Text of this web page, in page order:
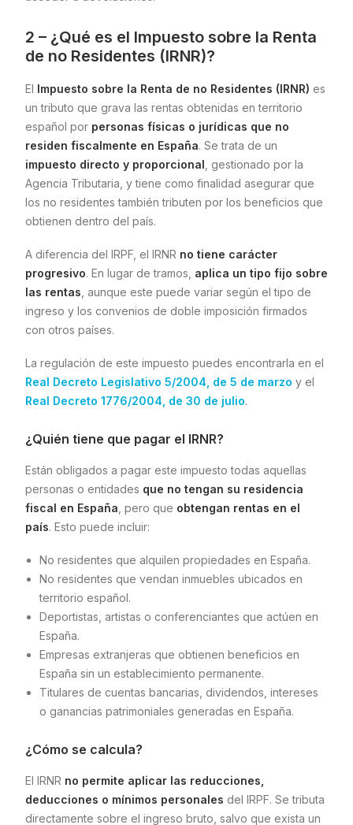
2 – ¿Qué es el Impuesto sobre la Renta
de no Residentes (IRNR)?
El Impuesto sobre la Renta de no Residentes (IRNR) es
un tributo que grava las rentas obtenidas en territorio
español por personas físicas o jurídicas que no
residen fiscalmente en España. Se trata de un
impuesto directo y proporcional , gestionado por la
Agencia Tributaria, y tiene como finalidad asegurar que
los no residentes también tributen por los beneficios que
obtienen dentro del país.
A diferencia del IRPF, el IRNR no tiene carácter
progresivo. En lugar de tramos, aplica un tipo fijo sobre
las rentas , aunque este puede variar según el tipo de
ingreso y los convenios de doble imposición firmados
con otros países.
La regulación de este impuesto puedes encontrarla en el
Real Decreto Legislativo 5/2004, de 5 de marzo y el
Real Decreto 1776/2004, de 30 de julio.
¿Quién tiene que pagar el IRNR?
Están obligados a pagar este impuesto todas aquellas
personas o entidades que no tengan su residencia
fiscal en España , pero que obtengan rentas en el
país. Esto puede incluir:
No residentes que alquilen propiedades en España.
No residentes que vendan inmuebles ubicados en
territorio español.
Deportistas, artistas o conferenciantes que actúen en
España.
Empresas extranjeras que obtienen beneficios en
España sin un establecimiento permanente.
Titulares de cuentas bancarias, dividendos, intereses
o ganancias patrimoniales generadas en España.
¿Cómo se calcula?
El IRNR no permite aplicar las reducciones,
deducciones o mínimos personales del IRPF. Se tributa
directamente sobre el ingreso bruto, salvo que exista un